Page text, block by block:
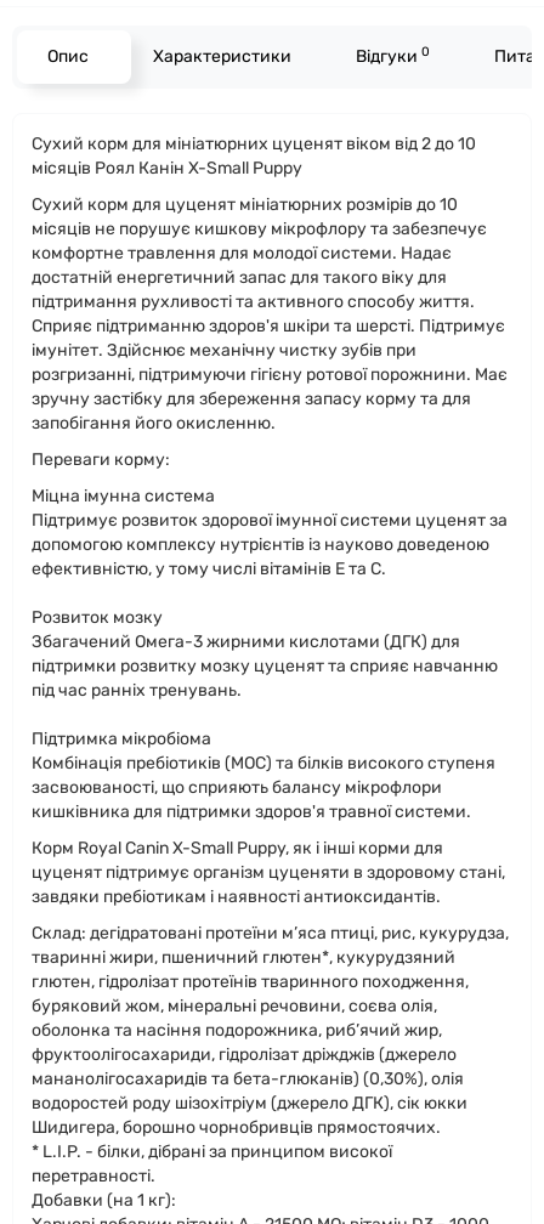
Опис Характеристики Відгуки 0
Сухий корм для мініатюрних цуценят віком від 2 до 10
місяців Роял Канін X-Small Puppy
Сухий корм для цуценят мініатюрних розмірів до 10
місяців не порушує кишкову мікрофлору та забезпечує
комфортне травлення для молодої системи. Надає
достатній енергетичний запас для такого віку для
підтримання рухливості та активного способу життя.
Сприяє підтриманню здоров'я шкіри та шерсті. Підтримує
імунітет. Здійснює механічну чистку зубів при
розгризанні, підтримуючи гігієну ротової порожнини. Має
зручну застібку для збереження запасу корму та для
запобігання його окисленню.
Переваги корму:
Міцна імунна система
Підтримує розвиток здорової імунної системи цуценят за
допомогою комплексу нутрієнтів із науково доведеною
ефективністю, у тому числі вітамінів Е та С.
Розвиток мозку
Збагачений Омега-3 жирними кислотами (ДГК) для
підтримки розвитку мозку цуценят та сприяє навчанню
під час ранніх тренувань.
Підтримка мікробіома
Комбінація пребіотиків (МОС) та білків високого ступеня
засвоюваності, що сприяють балансу мікрофлори
кишківника для підтримки здоров'я травної системи.
Корм Royal Canin X-Small Puppy, як і інші корми для
цуценят підтримує організм цуценяти в здоровому стані,
завдяки пребіотикам і наявності антиоксидантів.
Склад: дегідратовані протеїни м’яса птиці, рис, кукурудза,
тваринні жири, пшеничний глютен*, кукурудзяний
глютен, гідролізат протеїнів тваринного походження,
буряковий жом, мінеральні речовини, соєва олія,
оболонка та насіння подорожника, риб’ячий жир,
фруктоолiгосахариди, гідролізат дріжджів (джерело
мананолігосахаридів та бета-глюканів) (0,30%), олія
водоростей роду шізохітріум (джерело ДГК), cік юкки
Шидигера, борошно чорнобривців прямостоячих.
* L.I.P. - білки, дібрані за принципом високої
перетравності.
Добавки (на 1 кг):